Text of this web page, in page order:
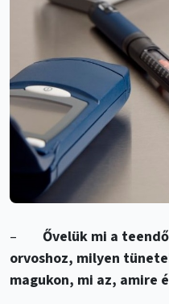
– Ővelük mi a
orvoshoz, milyen
magukon, mi az, amire